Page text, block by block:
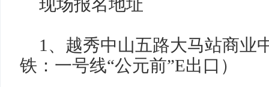
现场报名地址
1、越秀中山五路大马站商业
铁：一号线“公元前”E出口）